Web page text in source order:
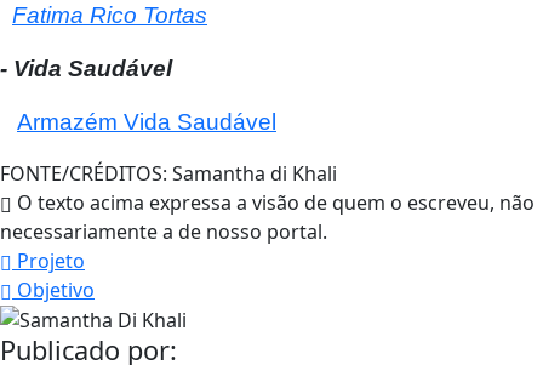
Fatima Rico Tortas
- Vida Saudável
Armazém Vida Saudável
FONTE/CRÉDITOS: Samantha di Khali
O texto acima expressa a visão de quem o escreveu, não
necessariamente a de nosso portal.
Projeto
Objetivo
Publicado por: